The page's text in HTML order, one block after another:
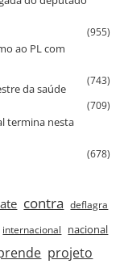
(955)
ao PL com
(743)
da saúde
(709)
termina nesta
(678)
contra deflagra
internacional nacional
projeto